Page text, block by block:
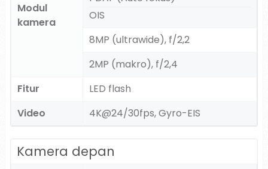
Modul
kamera
OIS
8MP (ultrawide), f/2,2
2MP (makro), f/2,4
Fitur
LED flash
Video
4K@24/30fps, Gyro-EIS
Kamera depan